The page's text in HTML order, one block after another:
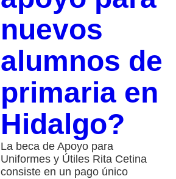
nuevos
alumnos de
primaria en
Hidalgo?
La beca de Apoyo para
Uniformes y Útiles Rita Cetina
consiste en un pago único